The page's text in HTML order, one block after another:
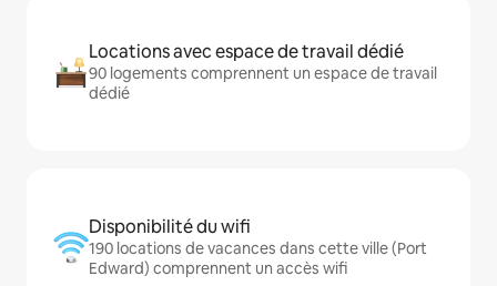
Locations avec espace de travail dédié
90 logements comprennent un espace de travail
dédié
Disponibilité du wifi
190 locations de vacances dans cette ville (Port
Edward) comprennent un accès wifi